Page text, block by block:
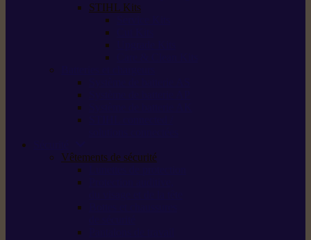
STIHL Kits
Vêtements de sécurité